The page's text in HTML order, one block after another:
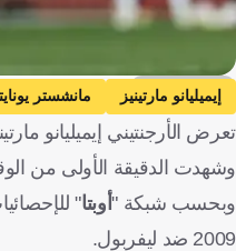
Getty Images
إيميليانو مارتينيز مانشستر
تعرض الأرجنتيني إيميليانو
وشهدت الدقيقة الأولى من
وبحسب شبكة "أوبتا"
2009 ضد ليفربول.